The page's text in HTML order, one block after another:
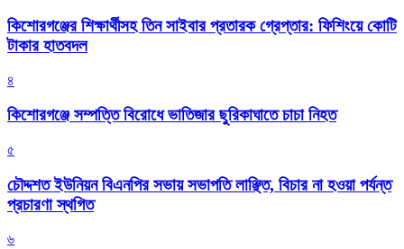
কিশোরগঞ্জের শিক্ষার্থীসহ তিন সাইবার প্রতারক গ্রেপ্তার: ফিশিংয়ে কোটি
টাকার হাতবদল
৪
কিশোরগঞ্জে সম্পত্তি বিরোধে ভাতিজার ছুরিকাঘাতে চাচা নিহত
৫
চৌদ্দশত ইউনিয়ন বিএনপির সভায় সভাপতি লাঞ্ছিত, বিচার না হওয়া পর্যন্ত
প্রচারণা স্থগিত
৬